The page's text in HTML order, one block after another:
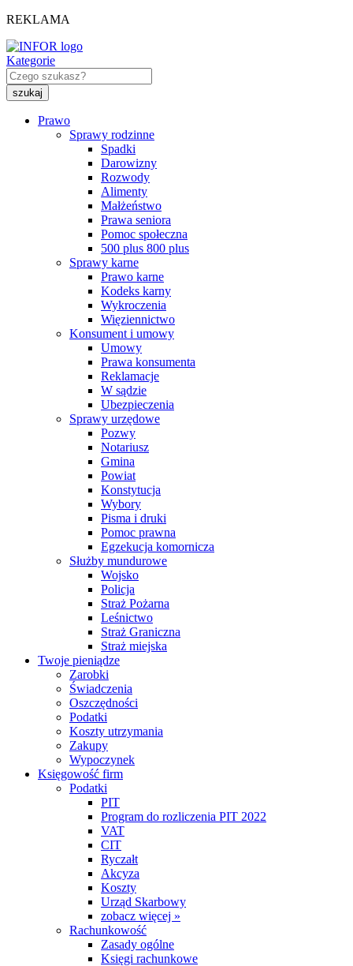
REKLAMA
Kategorie
Prawo
Sprawy rodzinne
Spadki
Darowizny
Rozwody
Alimenty
Małżeństwo
Prawa seniora
Pomoc społeczna
500 plus 800 plus
Sprawy karne
Prawo karne
Kodeks karny
Wykroczenia
Więziennictwo
Konsument i umowy
Umowy
Prawa konsumenta
Reklamacje
W sądzie
Ubezpieczenia
Sprawy urzędowe
Pozwy
Notariusz
Gmina
Powiat
Konstytucja
Wybory
Pisma i druki
Pomoc prawna
Egzekucja komornicza
Służby mundurowe
Wojsko
Policja
Straż Pożarna
Leśnictwo
Straż Graniczna
Straż miejska
Twoje pieniądze
Zarobki
Świadczenia
Oszczędności
Podatki
Koszty utrzymania
Zakupy
Wypoczynek
Księgowość firm
Podatki
PIT
Program do rozliczenia PIT 2022
VAT
CIT
Ryczałt
Akcyza
Koszty
Urząd Skarbowy
zobacz więcej »
Rachunkowość
Zasady ogólne
Księgi rachunkowe